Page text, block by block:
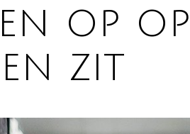
op
zit